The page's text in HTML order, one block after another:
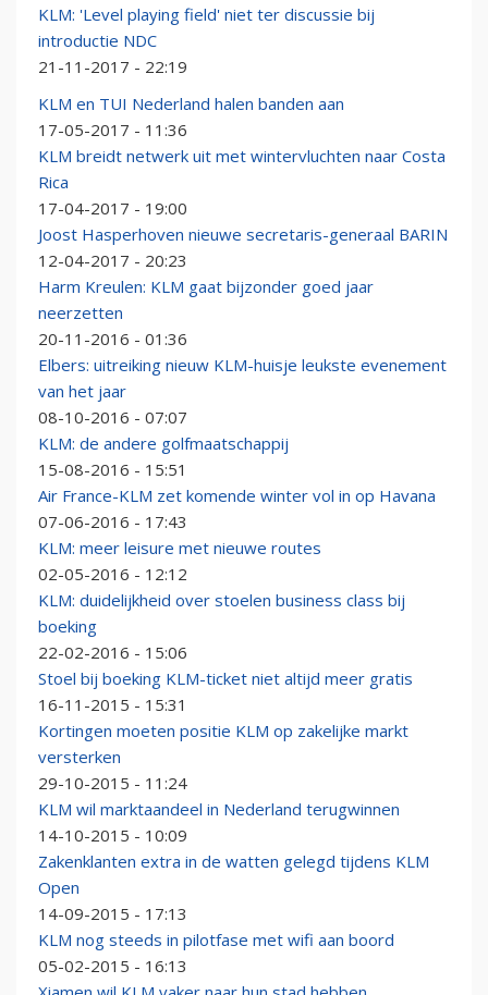
KLM: 'Level playing field' niet ter discussie bij
introductie NDC
21-11-2017 - 22:19
KLM en TUI Nederland halen banden aan
17-05-2017 - 11:36
KLM breidt netwerk uit met wintervluchten naar Costa
Rica
17-04-2017 - 19:00
Joost Hasperhoven nieuwe secretaris-generaal BARIN
12-04-2017 - 20:23
Harm Kreulen: KLM gaat bijzonder goed jaar
neerzetten
20-11-2016 - 01:36
Elbers: uitreiking nieuw KLM-huisje leukste evenement
van het jaar
08-10-2016 - 07:07
KLM: de andere golfmaatschappij
15-08-2016 - 15:51
Air France-KLM zet komende winter vol in op Havana
07-06-2016 - 17:43
KLM: meer leisure met nieuwe routes
02-05-2016 - 12:12
KLM: duidelijkheid over stoelen business class bij
boeking
22-02-2016 - 15:06
Stoel bij boeking KLM-ticket niet altijd meer gratis
16-11-2015 - 15:31
Kortingen moeten positie KLM op zakelijke markt
versterken
29-10-2015 - 11:24
KLM wil marktaandeel in Nederland terugwinnen
14-10-2015 - 10:09
Zakenklanten extra in de watten gelegd tijdens KLM
Open
14-09-2015 - 17:13
KLM nog steeds in pilotfase met wifi aan boord
05-02-2015 - 16:13